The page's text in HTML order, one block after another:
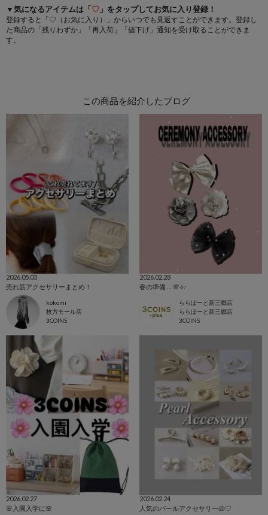
▼気になるアイテムは「♡ 」をタップしてお気に入り登録！
登録すると「♡（お気に入り）」からいつでも見返すことができます。登録し
た商品の「残りわずか」「再入荷」「値下げ」通知を受け取ることができま
す。
この商品を紹介したブログ
2026.05.03
売れ筋アクセサリーまとめ！
kokomi
枚方モール店
3COINS
2026.02.28
春の準備 … 🌸⟡.·
ららぽーと新三郷店
ららぽーと新三郷店
3COINS
2026.02.27
🌸入園入学に🌸
2026.02.24
人気のパールアクセサリー🐚♡